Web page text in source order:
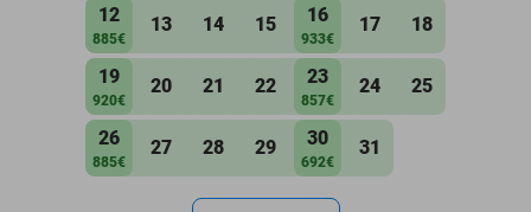
12
885€
13 14 15 16
933€
17 18
19
920€
20 21 22 23
857€
24 25
26
885€
27 28 29 30
692€
31